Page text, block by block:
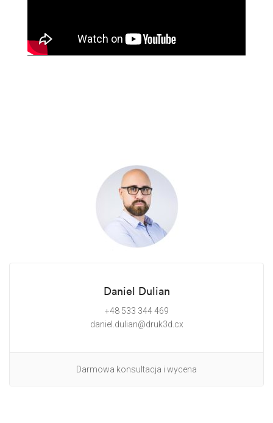
Daniel Dulian
+48 533 344 469
daniel.dulian@druk3d.cx
Darmowa konsultacja i wycena